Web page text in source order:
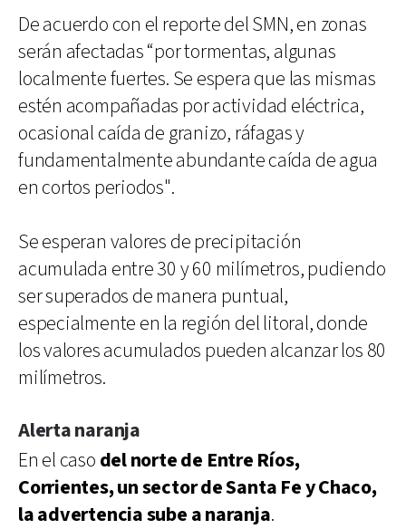
De acuerdo con el reporte del SMN, en zonas
serán afectadas “por tormentas, algunas
localmente fuertes. Se espera que las mismas
estén acompañadas por actividad eléctrica,
ocasional caída de granizo, ráfagas y
fundamentalmente abundante caída de agua
en cortos periodos".
Se esperan valores de precipitación
acumulada entre 30 y 60 milímetros, pudiendo
ser superados de manera puntual,
especialmente en la región del litoral, donde
los valores acumulados pueden alcanzar los 80
milímetros.
Alerta naranja
En el caso del norte de Entre Ríos,
Corrientes, un sector de Santa Fe y Chaco,
la advertencia sube a naranja.